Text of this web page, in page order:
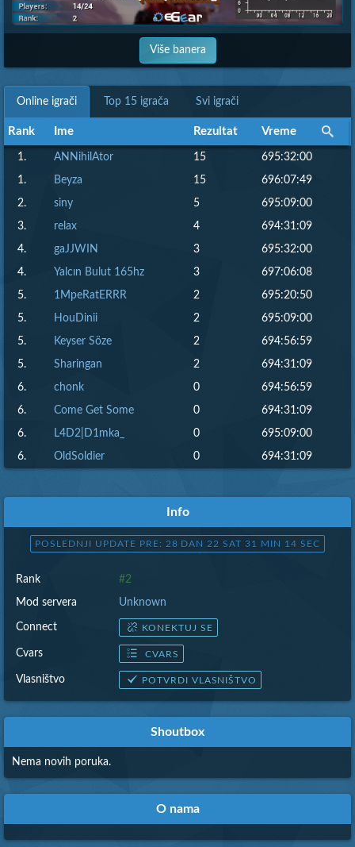
Više banera
Online igrači Top 15 igrača Svi igrači
Rank
Rank Ime
Ime Rezultat
Rezultat Vreme
Vreme
1. ANNihilAtor 15 695:32:00
1. Beyza 15 696:07:49
2. siny 5 695:09:00
3. relax 4 694:31:09
4. gaJJWIN 3 695:32:00
4. Yalcın Bulut 165hz 3 697:06:08
5. 1MpeRatERRR 2 695:20:50
5. HouDinii 2 695:09:00
5. Keyser Söze 2 694:56:59
5. Sharingan 2 694:31:09
6. chonk 0 694:56:59
6. Come Get Some 0 694:31:09
6. L4D2|D1mka_ 0 695:09:00
6. OldSoldier 0 694:31:09
Info
POSLEDNJI UPDATE PRE: 28 DAN 22 SAT 31 MIN 15 SEC
Rank #2
Mod servera Unknown
Connect KONEKTUJ SE
Cvars CVARS
Vlasništvo POTVRDI VLASNIŠTVO
Shoutbox
Nema novih poruka.
O nama